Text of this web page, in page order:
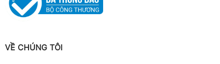
VỀ CHÚNG TÔI